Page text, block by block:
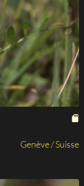
Genève / Suisse